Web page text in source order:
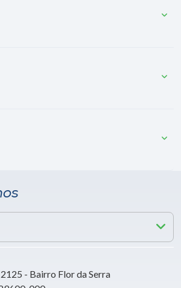
- Bairro Flor da Serra